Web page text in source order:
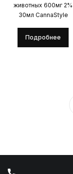
животных 600мг 2%
30мл CannaStyle
Подробнее